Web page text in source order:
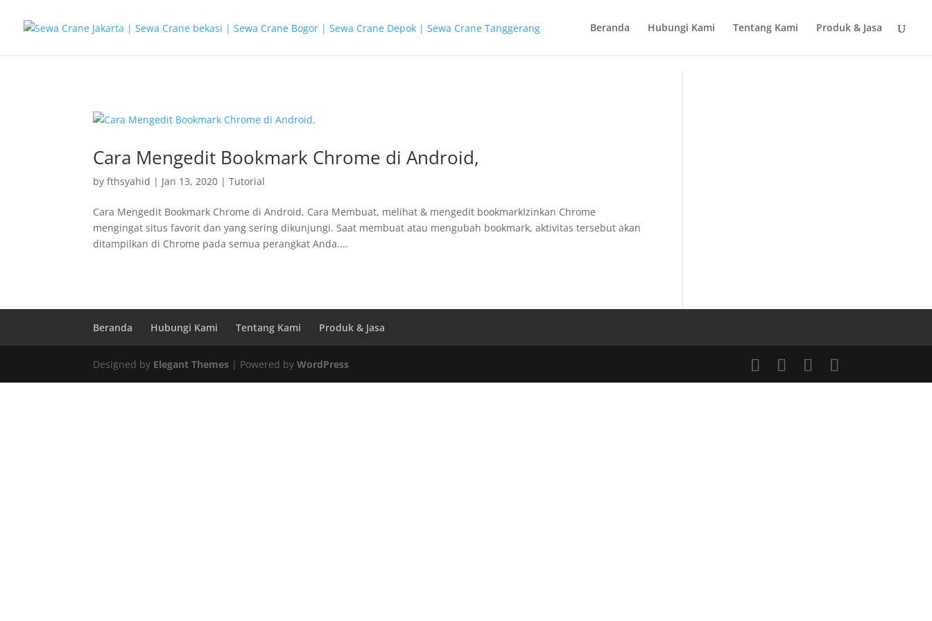
Beranda
Hubungi Kami Tentang Kami Produk & Jasa
Cara Mengedit Bookmark Chrome di Android,
byfthsyahid | Jan 13, 2020 |Tutorial
Cara Mengedit Bookmark Chrome di Android, Cara Membuat, melihat & mengedit bookmarkIzinkan Chrome
mengingat situs favorit dan yang sering dikunjungi. Saat membuat atau mengubah bookmark, aktivitas tersebut akan
ditampilkan di Chrome pada semua perangkat Anda....
Beranda Hubungi Kami Tentang Kami Produk & Jasa
Designed by Elegant Themes | Powered byWordPress